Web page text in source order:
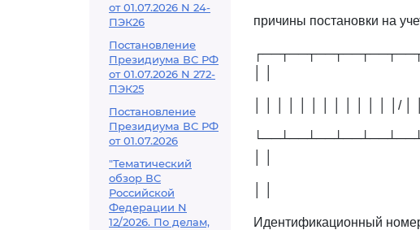
от 01.07.2026 N 24-
ПЭК26
Постановление
Президиума ВС РФ
от 01.07.2026 N 272-
ПЭК25
Постановление
Президиума ВС РФ
от 01.07.2026
"Тематический
обзор ВС
Российской
Федерации N
12/2026. По делам,
причины постановки на
│ │ │ │ │ │ │ │ │ │ │ │ │/ │
Идентификационный